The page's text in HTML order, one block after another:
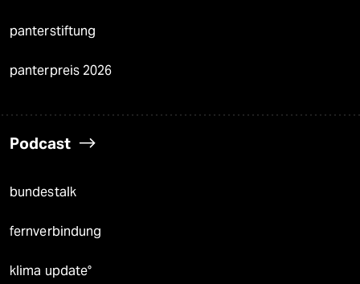
panterstiftung
panterpreis 2026
Podcast
bundestalk
fernverbindung
klima update°